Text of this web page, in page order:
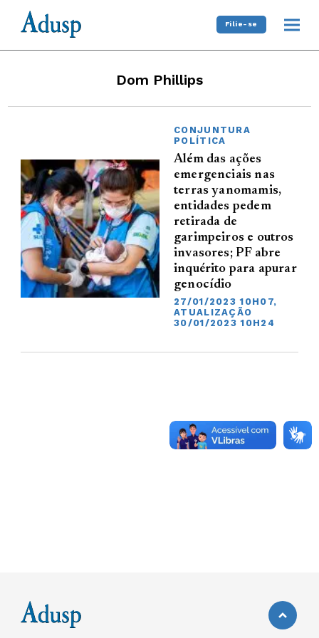
Filie-se
Dom Phillips
CONJUNTURA
POLÍTICA
Além das ações
emergenciais nas
terras yanomamis,
entidades pedem
retirada de
garimpeiros e outros
invasores; PF abre
inquérito para apurar
genocídio
27/01/2023 10H07,
ATUALIZAÇÃO
30/01/2023 10H24